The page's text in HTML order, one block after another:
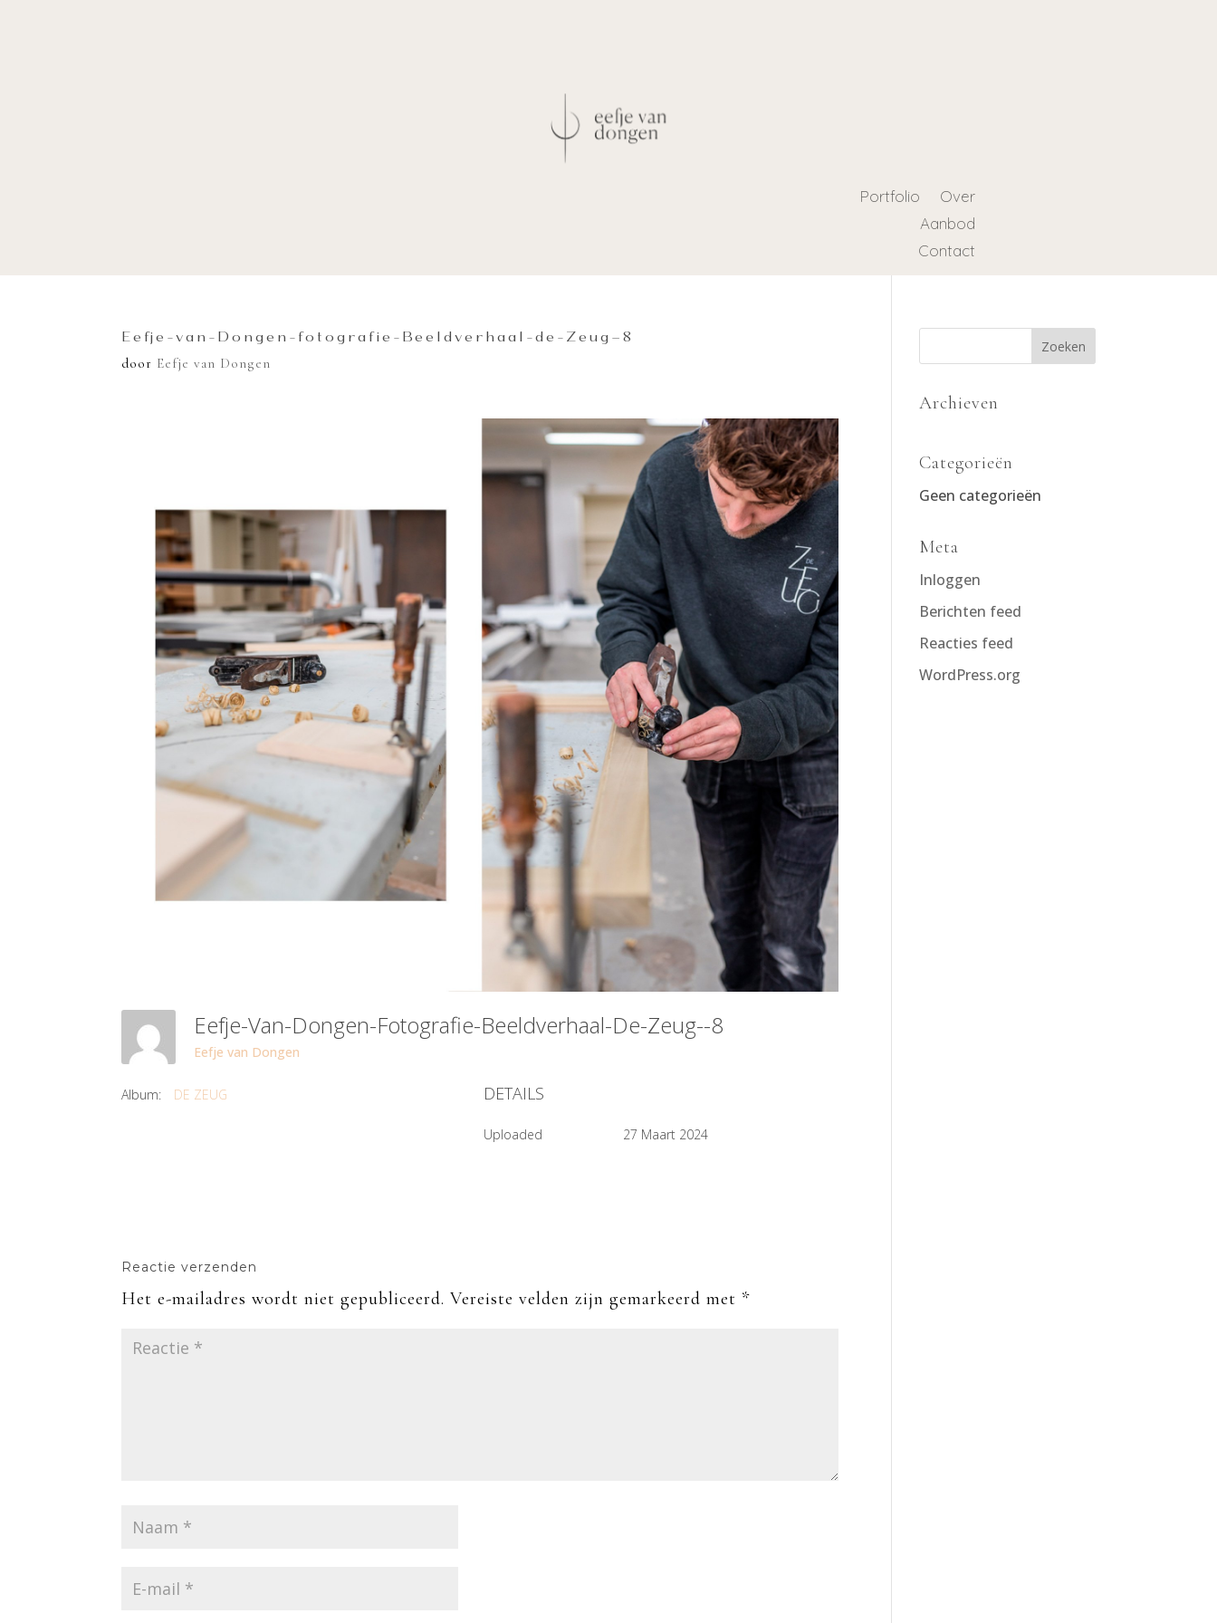
Portfolio
Over
Aanbod
Contact
Eefje-van-Dongen-fotografie-Beeldverhaal-de-Zeug–8
door Eefje van Dongen
Eefje-Van-Dongen-Fotografie-Beeldverhaal-De-Zeug--8
Eefje van Dongen
Album: DE ZEUG DETAILS
Uploaded 27 Maart 2024
Reactie verzenden
Het e-mailadres wordt niet gepubliceerd. Vereiste velden zijn gemarkeerd met *
Archieven
Categorieën
Geen categorieën
Meta
Inloggen
Berichten feed
Reacties feed
WordPress.org